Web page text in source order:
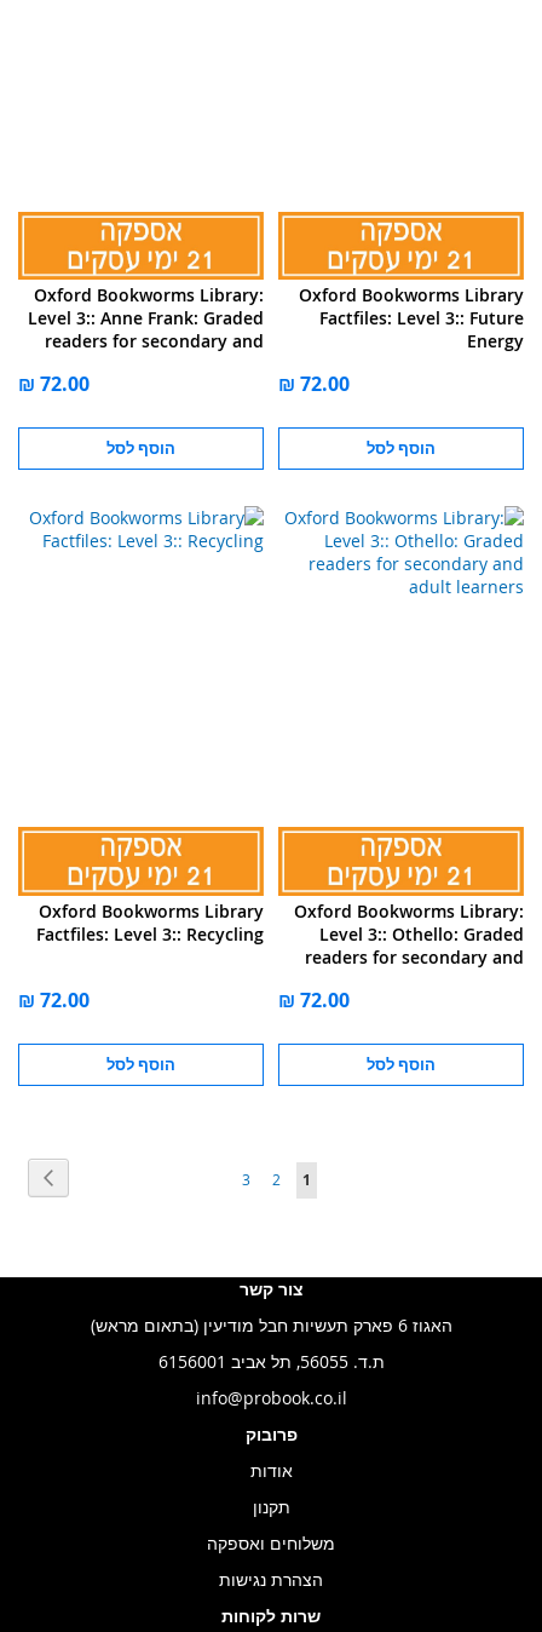
Oxford Bookworms Library
Factfiles: Level 3:: Future
Energy
הוסף לסל
Oxford Bookworms Library:
Level 3:: Anne Frank: Graded
readers for secondary and
הוסף לסל
Oxford Bookworms Library:
Level 3:: Othello: Graded
readers for secondary and
הוסף לסל
Oxford Bookworms Library
Factfiles: Level 3:: Recycling
הוסף לסל
עמוד
You're
page
1 עמוד
2 עמוד
3
צור קשר
האגוז 6 פארק תעשיות חבל מודיעין (בתאום מראש)
ת.ד. 56055, תל אביב 6156001
info@probook.co.il
פרובוק
אודות
תקנון
משלוחים ואספקה
הצהרת נגישות
שרות לקוחות